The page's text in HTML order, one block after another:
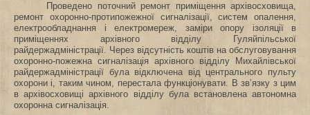
Проведено поточний ремонт приміщення архівосховища,
ремонт охоронно-протипожежної сигналізації, систем опалення,
електрообладнання і електромереж, заміри опору ізоляції в
приміщеннях архівного відділу Гуляйпільської
райдержадміністрації. Через відсутність коштів на обслуговування
охоронно-пожежна сигналізація архівного відділу Михайлівської
райдержадміністрації була відключена від центрального пульту
охорони і, таким чином, перестала функціонувати. В зв’язку з цим
в архівосховищі архівного відділу була встановлена автономна
охоронна сигналізація.